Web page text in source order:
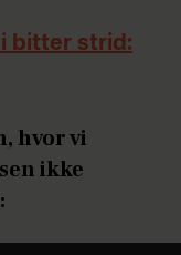
bitter strid:
hvor vi
ikke